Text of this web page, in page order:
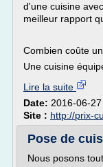
d'une cuisine
meilleur rapport
Combien coûte
Une cuisine
Lire la suite
Date: 2016-06-
Site : http://prix-
Pose de
Nous posons